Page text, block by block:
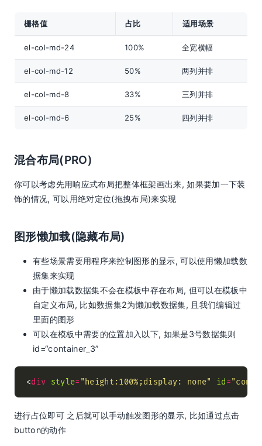
栅格值 占比 适用场景
el-col-md-24 100% 全宽横幅
el-col-md-12 50% 两列并排
el-col-md-8 33% 三列并排
el-col-md-6 25% 四列并排
混合布局(PRO)
你可以考虑先用响应式布局把整体框架画出来, 如果要加一下装
饰的情况, 可以用绝对定位(拖拽布局)来实现
图形懒加载(隐藏布局)
有些场景需要用程序来控制图形的显示, 可以使用懒加载数
据集来实现
由于懒加载数据集不会在模板中存在布局, 但可以在模板中
自定义布局, 比如数据集2为懒加载数据集, 且我们编辑过
里面的图形
可以在模板中需要的位置加入以下, 如果是3号数据集则
id=“container_3”
<div style= "height:100%;display: none" id =
进行占位即可 之后就可以手动触发图形的显示, 比如通过点击
button的动作